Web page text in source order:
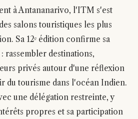
à Antananarivo, l'ITM s'est
salons touristiques les plus
Sa 12ᵉ édition confirme sa
rassembler destinations,
privés autour d'une réflexion
du tourisme dans l'océan Indien.
une délégation restreinte, y
propres et sa participation